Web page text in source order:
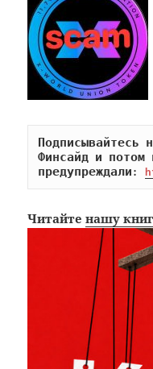
Подписывайтесь
Финсайд и
предупреждали:
Читайтенашу